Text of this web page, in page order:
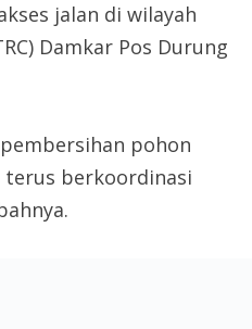
jalan di wilayah
Damkar Pos Durung
pohon
berkoordinasi